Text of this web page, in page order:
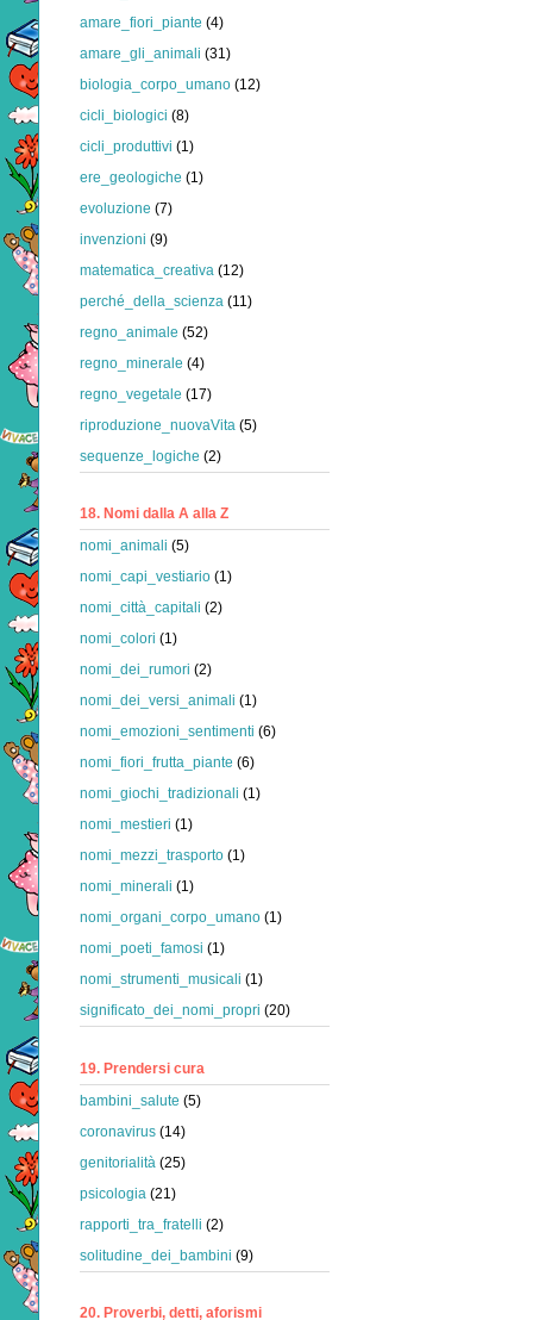
amare_fiori_piante (4)
amare_gli_animali (31)
biologia_corpo_umano (12)
cicli_biologici (8)
cicli_produttivi (1)
ere_geologiche (1)
evoluzione (7)
invenzioni (9)
matematica_creativa (12)
perché_della_scienza (11)
regno_animale (52)
regno_minerale (4)
regno_vegetale (17)
riproduzione_nuovaVita (5)
sequenze_logiche (2)
18. Nomi dalla A alla Z
nomi_animali (5)
nomi_capi_vestiario (1)
nomi_città_capitali (2)
nomi_colori (1)
nomi_dei_rumori (2)
nomi_dei_versi_animali (1)
nomi_emozioni_sentimenti (6)
nomi_fiori_frutta_piante (6)
nomi_giochi_tradizionali (1)
nomi_mestieri (1)
nomi_mezzi_trasporto (1)
nomi_minerali (1)
nomi_organi_corpo_umano (1)
nomi_poeti_famosi (1)
nomi_strumenti_musicali (1)
significato_dei_nomi_propri (20)
19. Prendersi cura
bambini_salute (5)
coronavirus (14)
genitorialità (25)
psicologia (21)
rapporti_tra_fratelli (2)
solitudine_dei_bambini (9)
20. Proverbi, detti, aforismi